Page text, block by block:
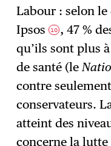
Labour : selon
Ipsos10 , 47 %
qu’ils sont plus
de santé (le
contre
conservateurs.
atteint des
concerne la